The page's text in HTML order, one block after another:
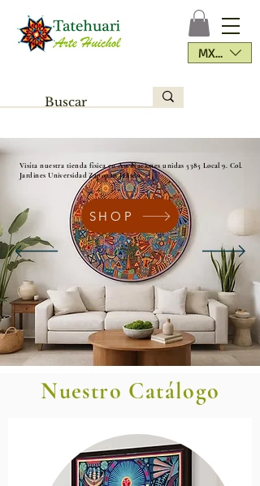
MXN ($)
Visíta nuestra tienda física en Av. Naciones unidas 5385 Local 9. Col.
Jardines Universidad Zapopan Jalisco
SHOP
Nuestro Catálogo